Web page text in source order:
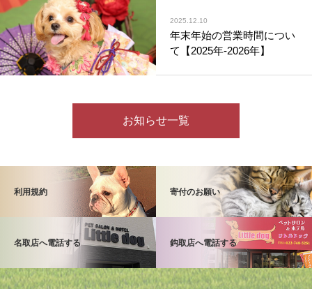
2025.12.10
年末年始の営業時間につい
て【2025年-2026年】
お知らせ一覧
利用規約 寄付のお願い
名取店へ電話する 鈎取店へ電話する